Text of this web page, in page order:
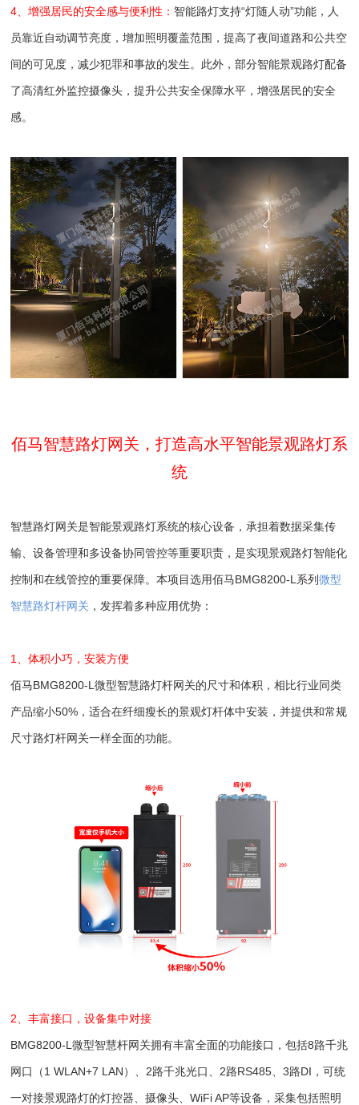
4、增强居民的安全感与便利性： 智能路灯支持“灯随人动”功能，人
员靠近自动调节亮度，增加照明覆盖范围，提高了夜间道路和公共空
间的可见度，减少犯罪和事故的发生。此外，部分智能景观路灯配备
了高清红外监控摄像头，提升公共安全保障水平，增强居民的安全
感。
佰马智慧路灯网关，打造高水平智能景观路灯系
统
智慧路灯网关是智能景观路灯系统的核心设备，承担着数据采集传
输、设备管理和多设备协同管控等重要职责，是实现景观路灯智能化
控制和在线管控的重要保障。本项目选用佰马BMG8200-L系列微型
智慧路灯杆网关 ，发挥着多种应用优势：
1、体积小巧，安装方便
佰马BMG8200-L微型智慧路灯杆网关的尺寸和体积，相比行业同类
产品缩小50%，适合在纤细瘦长的景观灯杆体中安装，并提供和常规
尺寸路灯杆网关一样全面的功能。
2、丰富接口，设备集中对接
BMG8200-L微型智慧杆网关拥有丰富全面的功能接口，包括8路千兆
网口（1 WLAN+7 LAN）、2路千兆光口、2路RS485、3路DI，可统
一对接景观路灯的灯控器、摄像头、WiFi AP等设备，采集包括照明